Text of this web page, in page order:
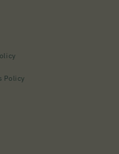
Policy